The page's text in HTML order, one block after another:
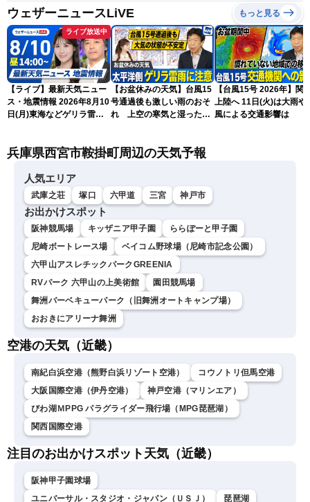
ウェザーニュースLiVE もっと見る
ライブ放送中
【ライブ】最新天気ニュー
ス・地震情報 2026年8月10
日(月)東海などゲリラ雷雨
ースLiVEアフタヌーン・戸
【お盆休みの天気】台風15
号通過後も激しい雨のおそ
れ 上空の寒気と湿った空
【台風15号 2026年】関
上陸へ 11日(火)は大雨や
風による交通影響は
兵庫県西宮市鞍掛町周辺の天気予報
人気エリア
武庫之荘 塚口 六甲道 三宮 神戸市
お出かけスポット
阪神競馬場 キッザニア甲子園
ららぽーと甲子園
尼崎ボートレース場
ベイコム野球場（尼崎市記念公園）
六甲山アスレチックパークGREENIA
RVパーク 六甲山の上美術館
園田競馬場
舞洲バーベキューパーク（旧舞洲オートキャンプ場）
おおきにアリーナ舞洲
空港の天気（近畿）
南紀白浜空港（熊野白浜リゾート空港）
コウノトリ但馬空港
大阪国際空港（伊丹空港）
神戸空港（マリンエア）
びわ湖ＭPPG パラグライダー飛行場（MPG琵琶湖）
関西国際空港
注目のお出かけスポット天気（近畿）
阪神甲子園球場
ユニバーサル・スタジオ・ジャパン（ＵＳＪ）
琵琶湖